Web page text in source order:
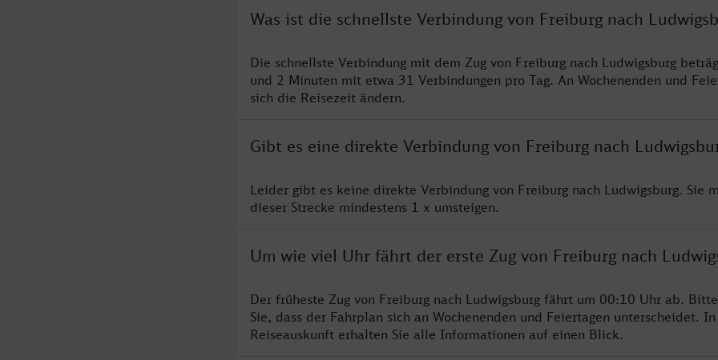
Was ist die schnellste Verbindung von Freiburg nach
Die schnellste Verbindung mit dem Zug von Freiburg nach Ludwigsburg
und 2 Minuten mit etwa 31 Verbindungen pro Tag. An Wochenenden und
sich die Reisezeit ändern.
Gibt es eine direkte Verbindung von Freiburg nach
Leider gibt es keine direkte Verbindung von Freiburg nach Ludwigsburg. Sie
dieser Strecke mindestens 1 x umsteigen.
Um wie viel Uhr fährt der erste Zug von Freiburg nach
Der früheste Zug von Freiburg nach Ludwigsburg fährt um 00:10 Uhr ab.
Sie, dass der Fahrplan sich an Wochenenden und Feiertagen unterscheidet.
Reiseauskunft erhalten Sie alle Informationen auf einen Blick.